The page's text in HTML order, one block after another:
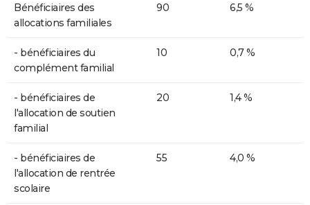
Bénéficiaires des
allocations familiales
90 6,5 %
- bénéficiaires du
complément familial
10 0,7 %
- bénéficiaires de
l'allocation de soutien
familial
20 1,4 %
- bénéficiaires de
l'allocation de rentrée
scolaire
55 4,0 %